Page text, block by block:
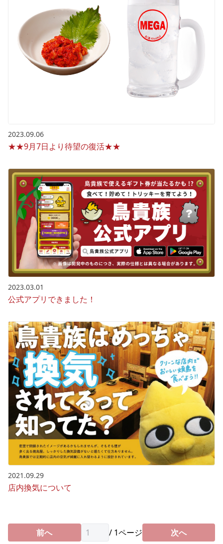
2023.09.06
★★9月7日より待望の復活★★
2023.03.01
公式アプリできました！
2021.09.29
店内換気について
前へ / 1ページ 次へ